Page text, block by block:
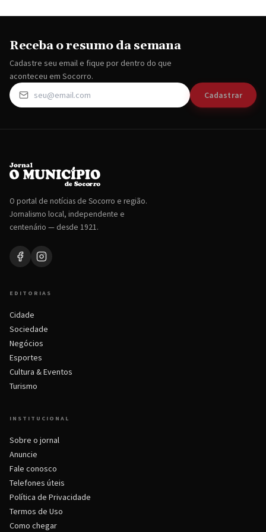
Receba o resumo da semana
Cadastre seu email e fique por dentro do que
aconteceu em Socorro.
Cadastrar
O portal de notícias de Socorro e região.
Jornalismo local, independente e
centenário — desde 1921.
EDITORIAS
Cidade
Sociedade
Negócios
Esportes
Cultura & Eventos
Turismo
INSTITUCIONAL
Sobre o jornal
Anuncie
Fale conosco
Telefones úteis
Política de Privacidade
Termos de Uso
Como chegar